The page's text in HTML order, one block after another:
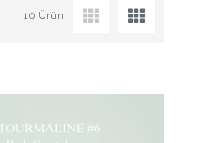
10 Ürün